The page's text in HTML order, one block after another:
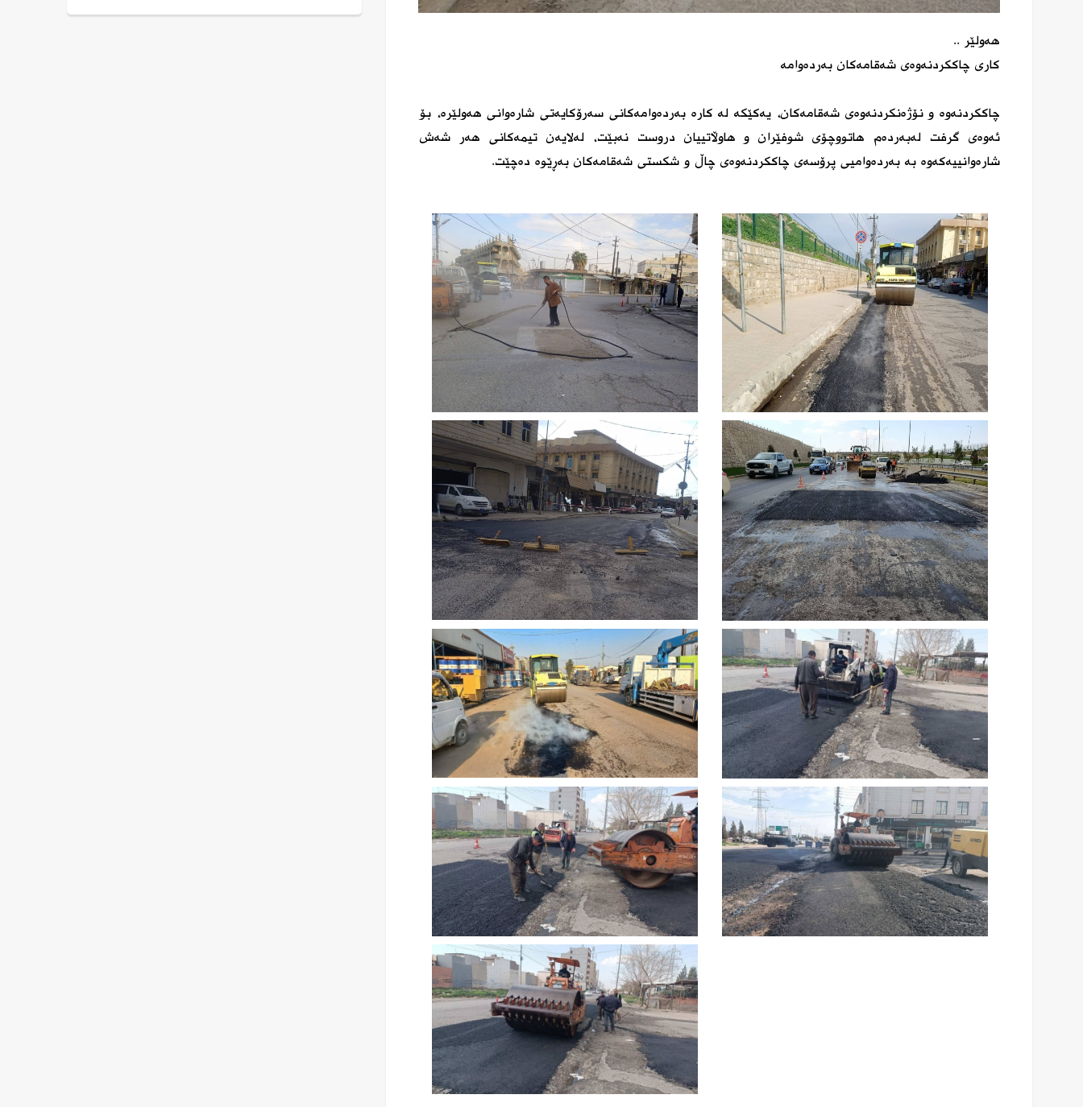
هەولێر ..
كاری چاككردنەوەی شەقامەكان بەردەوامە
چاككردنەوە و نۆژەنكردنەوەی شەقامەكان، یەكێكه‌ لە كارە بەردەوامەكانی سەرۆكایەتی شارەوانی هەولێرە، بۆ
ئەوەی گرفت لەبەردەم هاتووچۆی شوفێران و هاوڵاتییان دروست نەبێت، لەلایەن تیمەكانی هەر شەش
شارەوانییەكەوە بە بەردەوامیی پرۆسەی چاككردنەوەی چاڵ و شكستی شەقامەكان بەڕێوە دەچێت.